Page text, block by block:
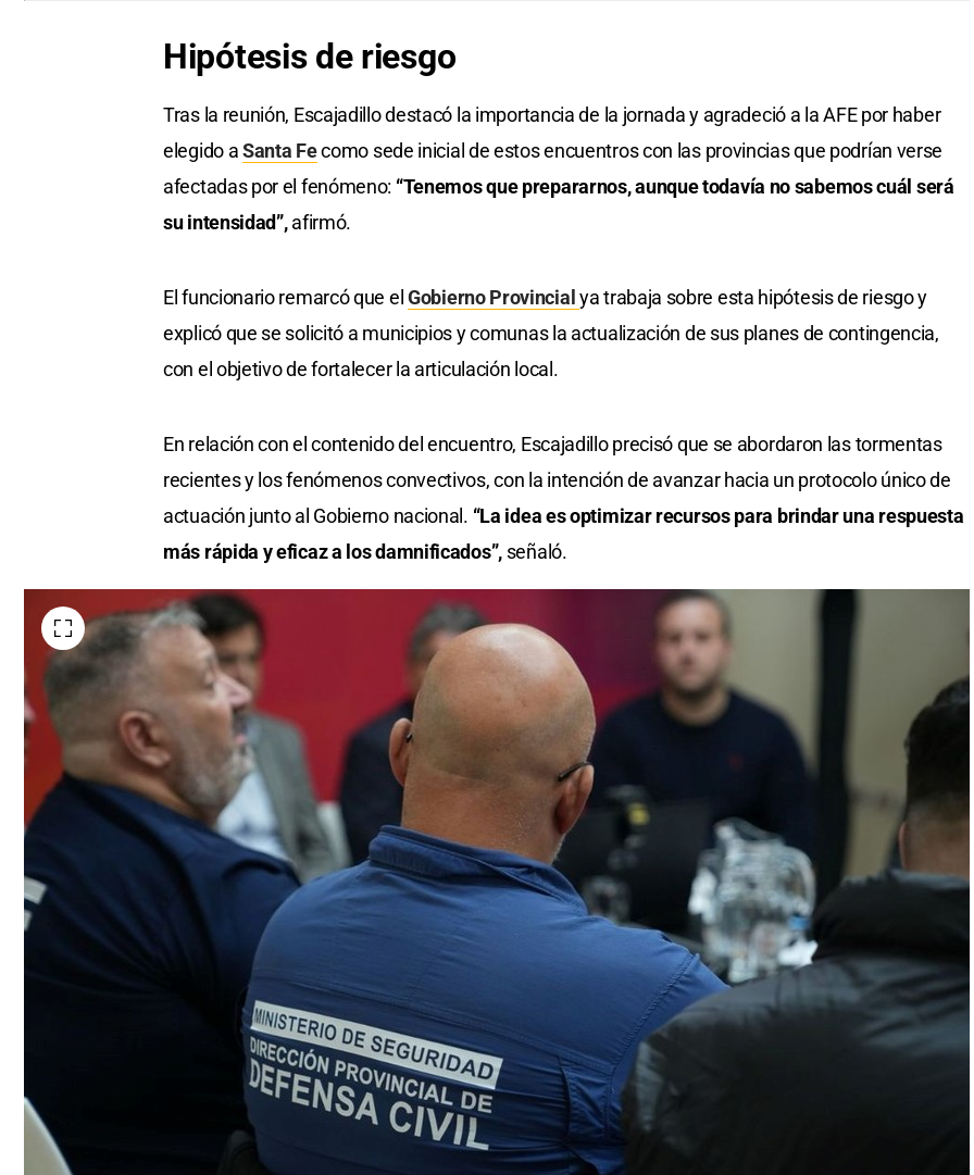
Hipótesis de riesgo
Tras la reunión, Escajadillo destacó la importancia de la jornada y agradeció a la AFE por haber
elegido aSanta Fecomo sede inicial de estos encuentros con las provincias que podrían verse
afectadas por el fenómeno: “Tenemos que prepararnos, aunque todavía no sabemos cuál será
su intensidad”,afirmó.
El funcionario remarcó que el Gobierno Provincial ya trabaja sobre esta hipótesis de riesgo y
explicó que se solicitó a municipios y comunas la actualización de sus planes de contingencia,
con el objetivo de fortalecer la articulación local.
En relación con el contenido del encuentro, Escajadillo precisó que se abordaron las tormentas
recientes y los fenómenos convectivos, con la intención de avanzar hacia un protocolo único de
actuación junto al Gobierno nacional. “La idea es optimizar recursos para brindar una respuesta
más rápida y eficaz a los damnificados”, señaló.